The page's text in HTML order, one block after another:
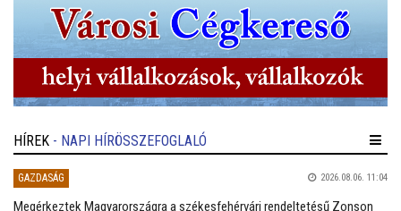
HÍREK - NAPI HÍRÖSSZEFOGLALÓ
GAZDASÁG 2026.08.06. 11:04
Megérkeztek Magyarországra a székesfehérvári rendeltetésű Zonson